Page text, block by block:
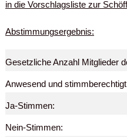
in die Vorschlagsliste zur
Abstimmungsergebnis:
Gesetzliche Anzahl Mitglieder
Anwesend und
Ja-Stimmen:
Nein-Stimmen: